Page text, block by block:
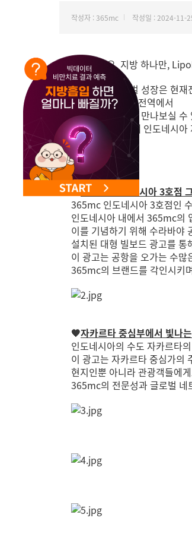
작성자 : 365mc 작성일 : 2024-11-
안녕하세요, 지방 하나만,
365mc의 글로벌 성장은 현재
이제 인도네시아 전역에서
365mc의 광고를 만나보실 수
365mc의 세 번째 인도네시아
🧡365mc 인도네시아 3호점
365mc 인도네시아 3호점인
인도네시아 내에서 365mc의
이를 기념하기 위해 수라바야
설치된 대형 빌보드 광고를
이 광고는 공항을 오가는 수많
365mc의 브랜드를 각인시키
🧡자카르타 중심부에서 빛나
인도네시아의 수도 자카르타
이 광고는 자카르타 중심가의
현지인뿐 아니라 관광객들에
365mc의 전문성과 글로벌 네